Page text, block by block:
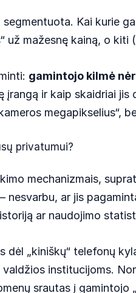
Kai kurie
už mažesnę kainą, o kiti
gamintojo kilmė
įrangą ir kaip skaidriai
privatumui?
mechanizmais,
nesvarbu, ar jis
ar naudojimo
dėl „kiniškų“ telefonų
institucijoms.
srautas į gamintojo